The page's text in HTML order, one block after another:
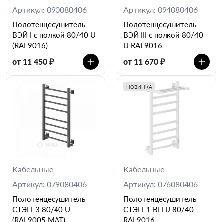
Артикул: 090080406
Полотенцесушитель
ВЭЙ I c полкой 80/40 U
(RAL9016)
от 11 450 ₽
Артикул: 094080406
Полотенцесушитель
ВЭЙ III c полкой 80/40
U RAL9016
от 11 670 ₽
Кабельные
Артикул: 079080406
Полотенцесушитель
СТЭП-3 80/40 U
(RAL9005 MAT)
НОВИНКА
Кабельные
Артикул: 076080406
Полотенцесушитель
СТЭП-1 ВП U 80/40
RAL9016